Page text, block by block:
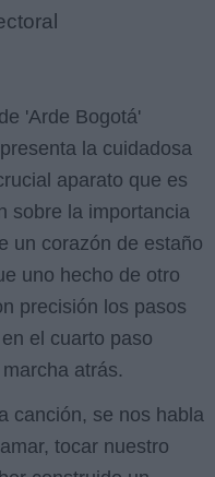
'Arde Bogotá'
la cuidadosa
aparato que es
sobre la importancia
un corazón de estaño
uno hecho de otro
precisión los pasos
el cuarto paso
atrás.
canción, se nos habla
tocar nuestro